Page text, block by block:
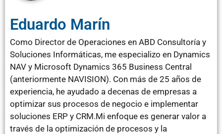
Eduardo Marín
Como Director de Operaciones en ABD Consultoría y
Soluciones Informáticas, me especializo en Dynamics
NAV y Microsoft Dynamics 365 Business Central
(anteriormente NAVISION). Con más de 25 años de
experiencia, he ayudado a decenas de empresas a
optimizar sus procesos de negocio e implementar
soluciones ERP y CRM.Mi enfoque es generar valor a
través de la optimización de procesos y la